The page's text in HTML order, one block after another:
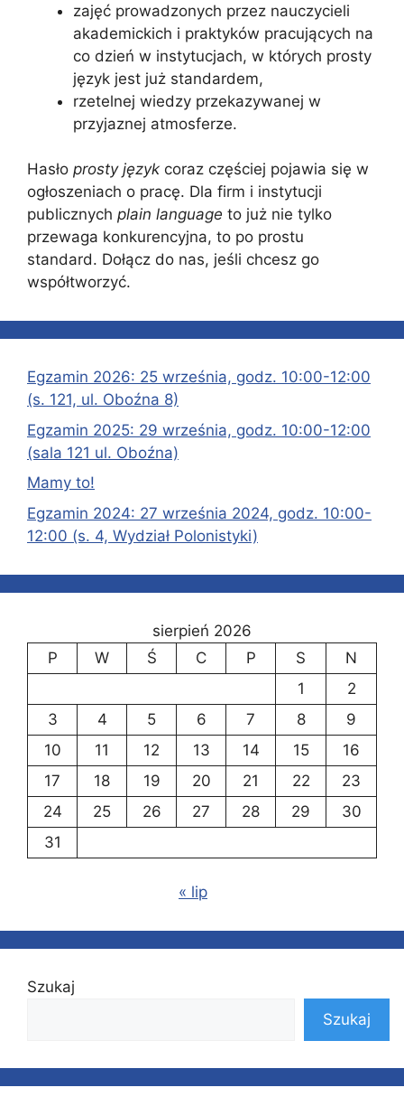
zajęć prowadzonych przez nauczycieli
akademickich i praktyków pracujących na
co dzień w instytucjach, w których prosty
język jest już standardem,
rzetelnej wiedzy przekazywanej w
przyjaznej atmosferze.
Hasło prosty język coraz częściej pojawia się w
ogłoszeniach o pracę. Dla firm i instytucji
publicznych plain language to już nie tylko
przewaga konkurencyjna, to po prostu
standard. Dołącz do nas, jeśli chcesz go
współtworzyć.
Egzamin 2026: 25 września, godz. 10:00-12:00
(s. 121, ul. Oboźna 8)
Egzamin 2025: 29 września, godz. 10:00-12:00
(sala 121 ul. Oboźna)
Mamy to!
Egzamin 2024: 27 września 2024, godz. 10:00-
12:00 (s. 4, Wydział Polonistyki)
sierpień 2026
P
W Ś C P S
N
1
2
3
4 5 6 7 8
9
10
11 12 13 14 15
16
17
18 19 20 21 22
23
24
25 26 27 28 29
30
31
« lip
Szukaj
Szukaj